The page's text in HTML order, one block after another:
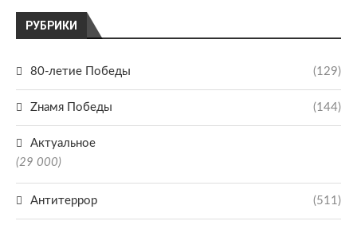
РУБРИКИ
80-летие Победы (129)
Zнамя Победы (144)
Актуальное
(29 000)
Антитеррор (511)